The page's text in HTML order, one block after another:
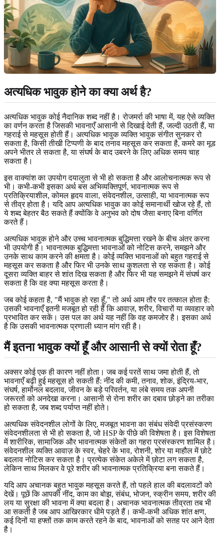
अत्यधिक भावुक होने का क्या अर्थ है?
अत्यधिक भावुक कोई नैदानिक शब्द नहीं है। रोजमर्रा की भाषा में, यह ऐसे व्यक्ति
का वर्णन करता है जिसकी भावनाएँ आसानी से दिखाई देती हैं, जल्दी उठती हैं, या
गहराई से महसूस होती हैं। अत्यधिक भावुक व्यक्ति भावुक संगीत सुनकर रो
सकता है, किसी तीखी टिप्पणी के बाद तनाव महसूस कर सकता है, कमरे का मूड
अपने भीतर ले सकता है, या संघर्ष के बाद उबरने के लिए अधिक समय चाह
सकता है।
इस वाक्यांश का उपयोग दयालुता से भी हो सकता है और आलोचनात्मक रूप से
भी। कभी-कभी इसका अर्थ बस अभिव्यक्तिपूर्ण, भावनात्मक रूप से
प्रतिक्रियाशील, कोमल हृदय वाला, संवेदनशील, उत्साही, या भावनात्मक रूप
से तीव्र होता है। यदि आप अत्यधिक भावुक का कोई समानार्थी खोज रहे हैं, तो
ये शब्द बेहतर बैठ सकते हैं क्योंकि वे अनुभव को दोष जैसा बनाए बिना वर्णित
करते हैं।
अत्यधिक भावुक होने और उच्च भावनात्मक बुद्धिमत्ता रखने के बीच अंतर करना
भी उपयोगी है। भावनात्मक बुद्धिमत्ता भावनाओं को नोटिस करने, समझने और
उनके साथ काम करने की क्षमता है। कोई व्यक्ति भावनाओं को बहुत गहराई से
महसूस कर सकता है और फिर भी उनके साथ कुशलता से रह सकता है। कोई
दूसरा व्यक्ति बाहर से शांत दिख सकता है और फिर भी यह समझने में संघर्ष कर
सकता है कि वह क्या महसूस करता है।
जब कोई कहता है, "मैं भावुक हो रहा हूँ," तो अर्थ आम तौर पर तत्काल होता है:
उसकी भावनाएँ इतनी मजबूत हो रही हैं कि आवाज़, शरीर, विचारों या व्यवहार को
प्रभावित कर सकें। उस पल का अर्थ यह नहीं कि वह कमजोर है। इसका अर्थ
है कि उसकी भावनात्मक प्रणाली ध्यान मांग रही है।
मैं इतना भावुक क्यों हूँ और आसानी से क्यों रोता हूँ?
अक्सर कोई एक ही कारण नहीं होता। जब कई परतें साथ जमा होती हैं, तो
भावनाएँ बढ़ी हुई महसूस हो सकती हैं: नींद की कमी, तनाव, शोक, इंद्रिय-भार,
संघर्ष, हार्मोनल बदलाव, जीवन के बड़े परिवर्तन, या लंबे समय तक अपनी
जरूरतों को अनदेखा करना। आसानी से रोना शरीर का दबाव छोड़ने का तरीका
हो सकता है, जब शब्द पर्याप्त नहीं होते।
अत्यधिक संवेदनशील लोगों के लिए, मजबूत भावना का संबंध संवेदी प्रसंस्करण
संवेदनशीलता से भी हो सकता है, जो HSP के पीछे की विशेषता है। इस विशेषता
में शारीरिक, सामाजिक और भावनात्मक संकेतों का गहरा प्रसंस्करण शामिल है।
संवेदनशील व्यक्ति आवाज़ के स्वर, चेहरे के भाव, रोशनी, शोर या माहौल में छोटे
बदलाव नोटिस कर सकता है। प्रत्येक संकेत अकेले में छोटा लग सकता है,
लेकिन साथ मिलकर वे पूरे शरीर की भावनात्मक प्रतिक्रिया बना सकते हैं।
यदि आप अचानक बहुत भावुक महसूस करते हैं, तो पहले हाल की बदलावटों को
देखें। पूछें कि आपकी नींद, काम का बोझ, संबंध, भोजन, स्क्रीन समय, शरीर की
लय या सुरक्षा की भावना में क्या बदला है। अचानक भावनात्मक तीव्रता तब भी
आ सकती है जब आप आखिरकार धीमे पड़ते हैं। कभी-कभी अधिक शांत क्षण,
कई दिनों या हफ्तों तक काम करते रहने के बाद, भावनाओं को सतह पर आने देता
है।